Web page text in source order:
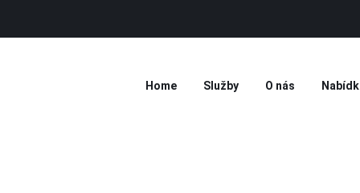
Home Služby O nás